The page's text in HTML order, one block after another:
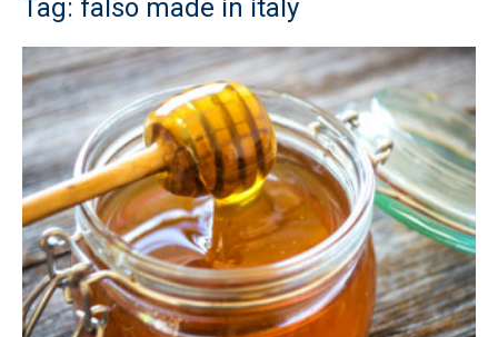
Tag: falso made in italy